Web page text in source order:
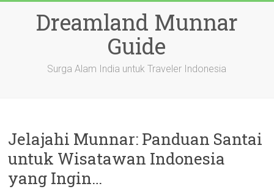
Dreamland Munnar
Guide
Surga Alam India untuk Traveler Indonesia
Jelajahi Munnar: Panduan Santai
untuk Wisatawan Indonesia
yang Ingin…